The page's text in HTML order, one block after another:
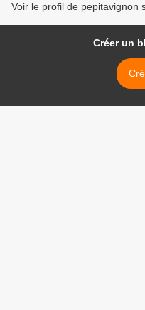
Voir le profil de pepitavignon
Créer un